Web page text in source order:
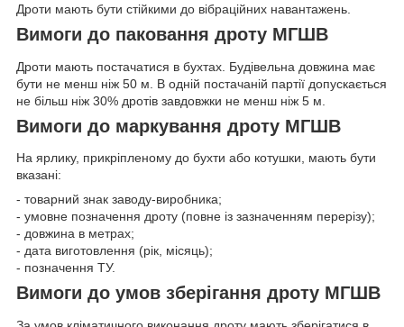
Дроти мають бути стійкими до вібраційних навантажень.
Вимоги до паковання дроту МГШВ
Дроти мають постачатися в бухтах. Будівельна довжина має
бути не менш ніж 50 м. В одній постачаній партії допускається
не більш ніж 30% дротів завдовжки не менш ніж 5 м.
Вимоги до маркування дроту МГШВ
На ярлику, прикріпленому до бухти або котушки, мають бути
вказані:
- товарний знак заводу-виробника;
- умовне позначення дроту (повне із зазначенням перерізу);
- довжина в метрах;
- дата виготовлення (рік, місяць);
- позначення ТУ.
Вимоги до умов зберігання дроту МГШВ